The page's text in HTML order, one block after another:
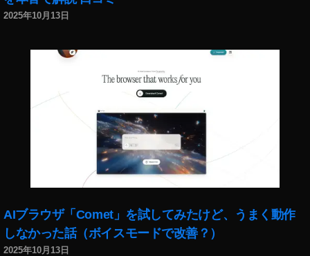
2025年10月13日
AIブラウザ「Comet」を試してみたけど、うまく動作
しなかった話（ボイスモードで改善？）
2025年10月13日